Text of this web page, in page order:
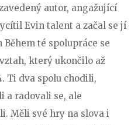
autor, angažující
Evin talent a začal se jí
té spolupráce se
který ukončilo až
Ti dva spolu chodili,
a radovali se, ale
Měli své hry na slova i